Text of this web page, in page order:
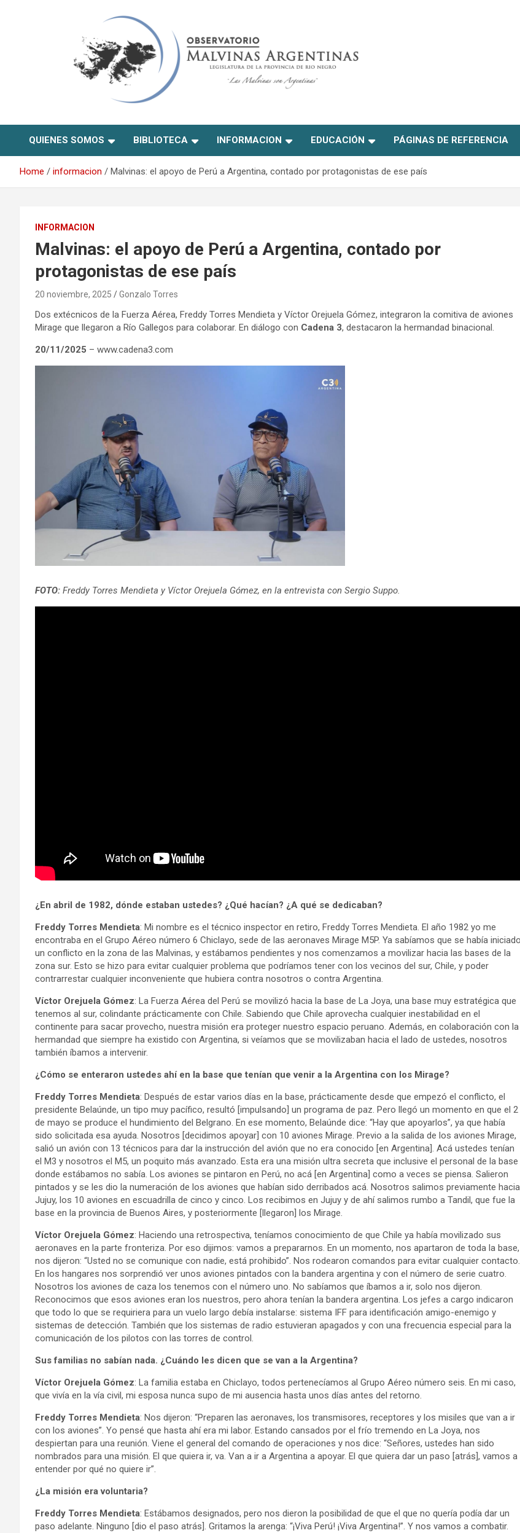
Observatorio Malvinas –
Río Negro
QUIENES SOMOS BIBLIOTECA INFORMACION EDUCACIÓN PÁGINAS DE REFERENCIA
Home informacion Malvinas: el apoyo de Perú a Argentina, contado por protagonistas de ese país
INFORMACION
Malvinas: el apoyo de Perú a Argentina, contado por
protagonistas de ese país
20 noviembre, 2025 Gonzalo Torres
Dos extécnicos de la Fuerza Aérea, Freddy Torres Mendieta y Víctor Orejuela Gómez, integraron la comitiva de aviones
Mirage que llegaron a Río Gallegos para colaborar. En diálogo con Cadena 3, destacaron la hermandad binacional.
20/11/2025 – www.cadena3.com
FOTO: Freddy Torres Mendieta y Víctor Orejuela Gómez, en la entrevista con Sergio Suppo.
¿En abril de 1982, dónde estaban ustedes? ¿Qué hacían? ¿A qué se dedicaban?
Freddy Torres Mendieta: Mi nombre es el técnico inspector en retiro, Freddy Torres Mendieta. El año 1982 yo me
encontraba en el Grupo Aéreo número 6 Chiclayo, sede de las aeronaves Mirage M5P. Ya sabíamos que se había iniciado
un conflicto en la zona de las Malvinas, y estábamos pendientes y nos comenzamos a movilizar hacia las bases de la
zona sur. Esto se hizo para evitar cualquier problema que podríamos tener con los vecinos del sur, Chile, y poder
contrarrestar cualquier inconveniente que hubiera contra nosotros o contra Argentina.
Víctor Orejuela Gómez: La Fuerza Aérea del Perú se movilizó hacia la base de La Joya, una base muy estratégica que
tenemos al sur, colindante prácticamente con Chile. Sabiendo que Chile aprovecha cualquier inestabilidad en el
continente para sacar provecho, nuestra misión era proteger nuestro espacio peruano. Además, en colaboración con la
hermandad que siempre ha existido con Argentina, si veíamos que se movilizaban hacia el lado de ustedes, nosotros
también íbamos a intervenir.
¿Cómo se enteraron ustedes ahí en la base que tenían que venir a la Argentina con los Mirage?
Freddy Torres Mendieta: Después de estar varios días en la base, prácticamente desde que empezó el conflicto, el
presidente Belaúnde, un tipo muy pacífico, resultó [impulsando] un programa de paz. Pero llegó un momento en que el 2
de mayo se produce el hundimiento del Belgrano. En ese momento, Belaúnde dice: “Hay que apoyarlos”, ya que había
sido solicitada esa ayuda. Nosotros [decidimos apoyar] con 10 aviones Mirage. Previo a la salida de los aviones Mirage,
salió un avión con 13 técnicos para dar la instrucción del avión que no era conocido [en Argentina]. Acá ustedes tenían
el M3 y nosotros el M5, un poquito más avanzado. Esta era una misión ultra secreta que inclusive el personal de la base
donde estábamos no sabía. Los aviones se pintaron en Perú, no acá [en Argentina] como a veces se piensa. Salieron
pintados y se les dio la numeración de los aviones que habían sido derribados acá. Nosotros salimos previamente hacia
Jujuy, los 10 aviones en escuadrilla de cinco y cinco. Los recibimos en Jujuy y de ahí salimos rumbo a Tandil, que fue la
base en la provincia de Buenos Aires, y posteriormente [llegaron] los Mirage.
Víctor Orejuela Gómez: Haciendo una retrospectiva, teníamos conocimiento de que Chile ya había movilizado sus
aeronaves en la parte fronteriza. Por eso dijimos: vamos a prepararnos. En un momento, nos apartaron de toda la base,
nos dijeron: “Usted no se comunique con nadie, está prohibido”. Nos rodearon comandos para evitar cualquier contacto.
En los hangares nos sorprendió ver unos aviones pintados con la bandera argentina y con el número de serie cuatro.
Nosotros los aviones de caza los tenemos con el número uno. No sabíamos que íbamos a ir, solo nos dijeron.
Reconocimos que esos aviones eran los nuestros, pero ahora tenían la bandera argentina. Los jefes a cargo indicaron
que todo lo que se requiriera para un vuelo largo debía instalarse: sistema IFF para identificación amigo-enemigo y
sistemas de detección. También que los sistemas de radio estuvieran apagados y con una frecuencia especial para la
comunicación de los pilotos con las torres de control.
Sus familias no sabían nada. ¿Cuándo les dicen que se van a la Argentina?
Víctor Orejuela Gómez: La familia estaba en Chiclayo, todos pertenecíamos al Grupo Aéreo número seis. En mi caso,
que vivía en la vía civil, mi esposa nunca supo de mi ausencia hasta unos días antes del retorno.
Freddy Torres Mendieta: Nos dijeron: “Preparen las aeronaves, los transmisores, receptores y los misiles que van a ir
con los aviones”. Yo pensé que hasta ahí era mi labor. Estando cansados por el frío tremendo en La Joya, nos
despiertan para una reunión. Viene el general del comando de operaciones y nos dice: “Señores, ustedes han sido
nombrados para una misión. El que quiera ir, va. Van a ir a Argentina a apoyar. El que quiera dar un paso [atrás], vamos a
entender por qué no quiere ir”.
¿La misión era voluntaria?
Freddy Torres Mendieta: Estábamos designados, pero nos dieron la posibilidad de que el que no quería podía dar un
paso adelante. Ninguno [dio el paso atrás]. Gritamos la arenga: “¡Viva Perú! ¡Viva Argentina!”. Y nos vamos a combatir.